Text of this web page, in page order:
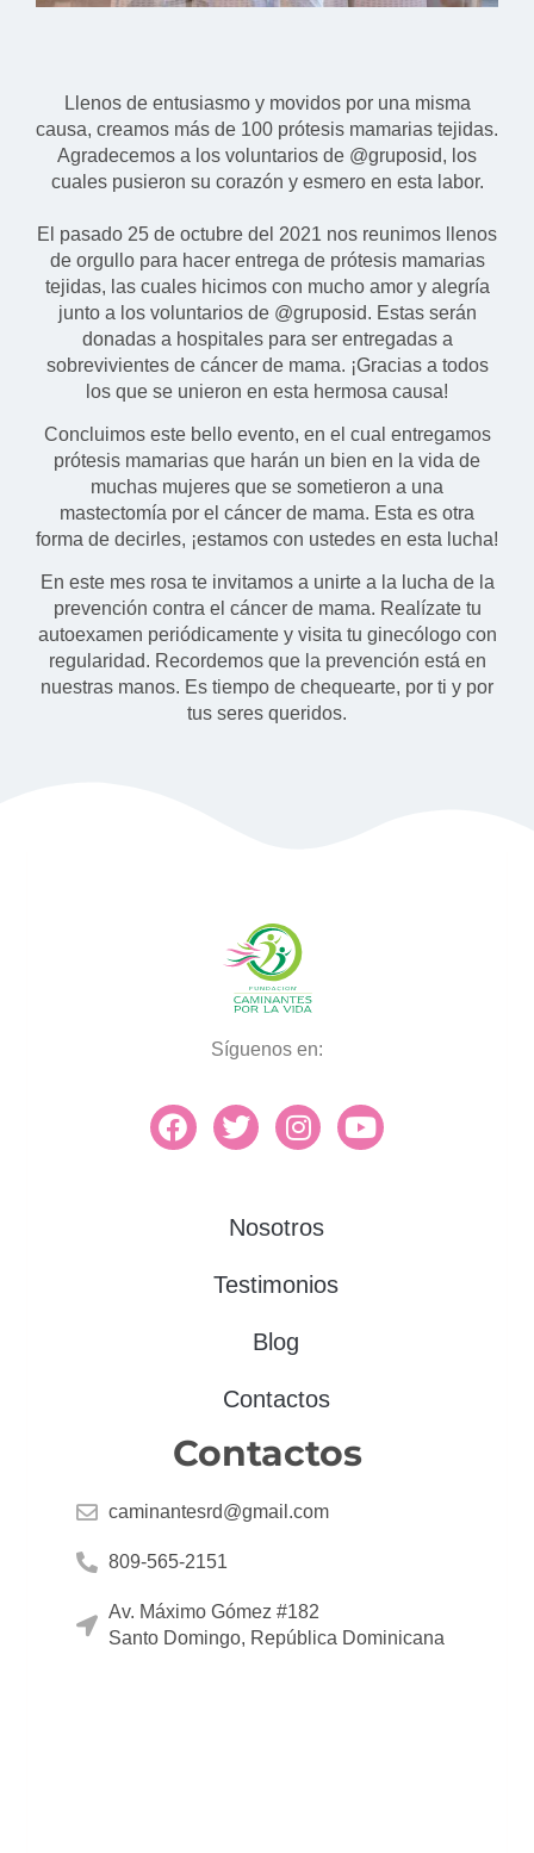
Llenos de entusiasmo y movidos por una misma
causa, creamos más de 100 prótesis mamarias tejidas.
Agradecemos a los voluntarios de @gruposid, los
cuales pusieron su corazón y esmero en esta labor.
El pasado 25 de octubre del 2021 nos reunimos llenos
de orgullo para hacer entrega de prótesis mamarias
tejidas, las cuales hicimos con mucho amor y alegría
junto a los voluntarios de @gruposid. Estas serán
donadas a hospitales para ser entregadas a
sobrevivientes de cáncer de mama. ¡Gracias a todos
los que se unieron en esta hermosa causa!
Concluimos este bello evento, en el cual entregamos
prótesis mamarias que harán un bien en la vida de
muchas mujeres que se sometieron a una
mastectomía por el cáncer de mama. Esta es otra
forma de decirles, ¡estamos con ustedes en esta lucha!
En este mes rosa te invitamos a unirte a la lucha de la
prevención contra el cáncer de mama. Realízate tu
autoexamen periódicamente y visita tu ginecólogo con
regularidad. Recordemos que la prevención está en
nuestras manos. Es tiempo de chequearte, por ti y por
tus seres queridos.
Síguenos en:
Nosotros
Testimonios
Blog
Contactos
Contactos
caminantesrd@gmail.com
809-565-2151
Av. Máximo Gómez #182
Santo Domingo, República Dominicana